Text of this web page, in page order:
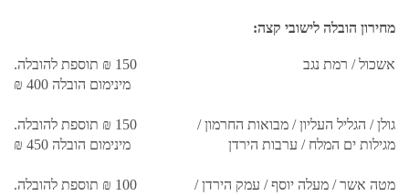
מחירון הובלה לישובי קצה:
אשכול / רמת נגב
150 ₪ תוספת להובלה.
מינימום הובלה 400 ₪
גולן / הגליל העליון / מבואות החרמון /
מגילות ים המלח / ערבות הירדן
150 ₪ תוספת להובלה.
מינימום הובלה 450 ₪
מטה אשר / מעלה יוסף / עמק הירדן /
100 ₪ תוספת להובלה.